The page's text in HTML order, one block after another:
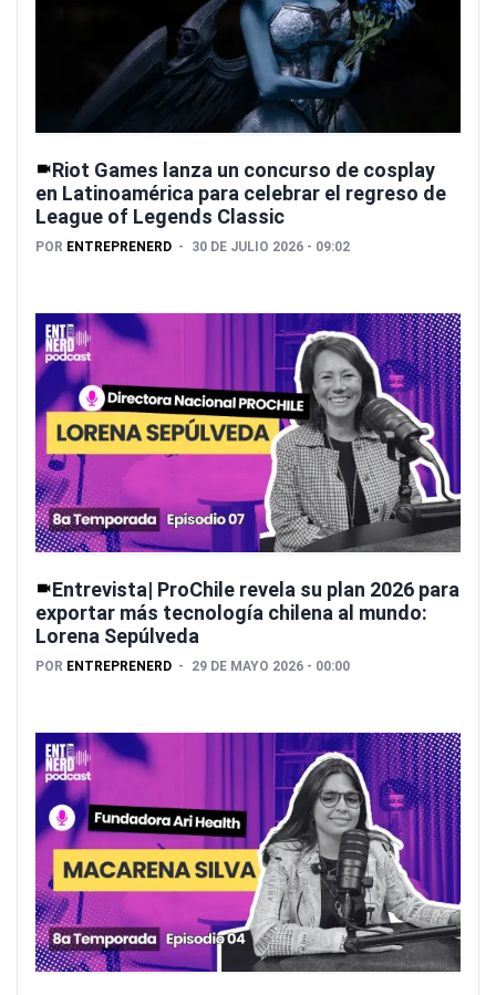
Riot Games lanza un concurso de cosplay
en Latinoamérica para celebrar el regreso de
League of Legends Classic
POR ENTREPRENERD 30 DE JULIO 2026 - 09:02
Entrevista| ProChile revela su plan 2026 para
exportar más tecnología chilena al mundo:
Lorena Sepúlveda
POR ENTREPRENERD 29 DE MAYO 2026 - 00:00